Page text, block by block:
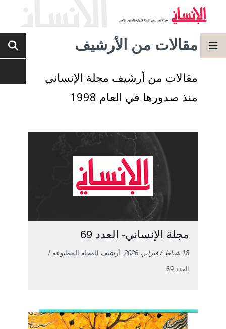
مقالات من الأرشيف
مقالات من أرشيف مجلة الإنساني
منذ صدورها في العام 1998
مجلة الإنساني- العدد 69
18 شباط / فبراير، 2026 , أرشيف المجلة المطبوعة /
العدد 69